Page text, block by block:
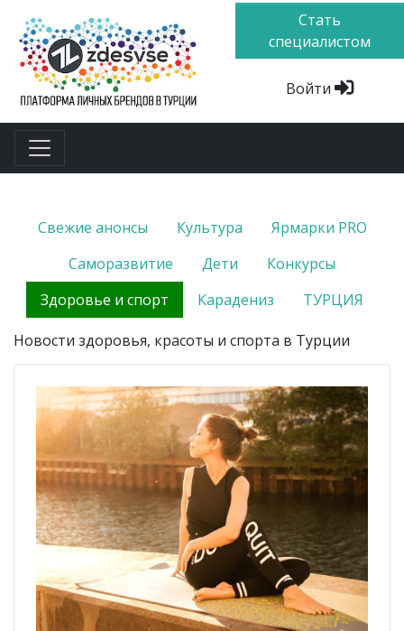
Стать
специалистом
Войти
Свежие анонсы Культура
Ярмарки PRO
Саморазвитие
Дети
Конкурсы
Здоровье и спорт
Карадениз ТУРЦИЯ
Новости здоровья, красоты и спорта в Турции